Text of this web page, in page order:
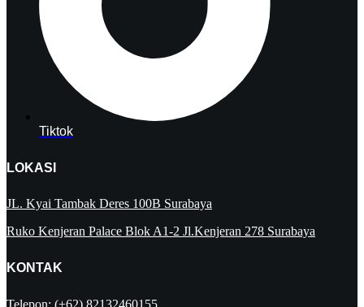
Tiktok
LOKASI
JL. Kyai Tambak Deres 100B Surabaya
Ruko Kenjeran Palace Blok A1-2 Jl.Kenjeran 278 Surabaya
KONTAK
Telepon: (+62) 82132460155